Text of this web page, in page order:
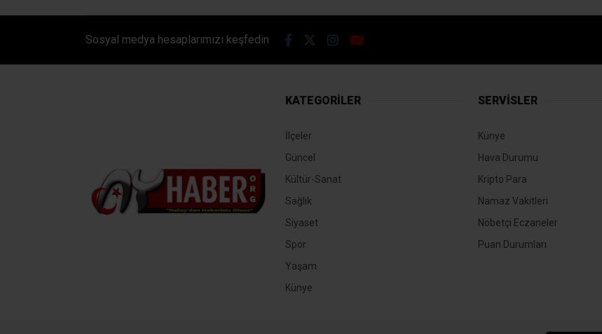
Sosyal medya hesaplarımızı keşfedin
KATEGORİLER
İlçeler
Güncel
Kültür-Sanat
Sağlık
Siyaset
Spor
Yaşam
Künye
SERVİSLER
Künye
Hava Durumu
Kripto Para
Namaz Vakitleri
Nöbetçi Eczaneler
Puan Durumları